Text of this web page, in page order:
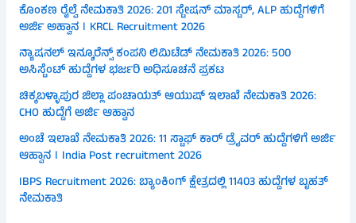
ಕೊಂಕಣ ರೈಲ್ವೆ ನೇಮಕಾತಿ 2026: 201 ಸ್ಟೇಷನ್ ಮಾಸ್ಟರ್, ALP ಹುದ್ದೆಗಳಿಗೆ
ಅರ್ಜಿ ಅಹ್ವಾನ । KRCL Recruitment 2026
ನ್ಯಾಷನಲ್ ಇನ್ಶೂರೆನ್ಸ್ ಕಂಪನಿ ಲಿಮಿಟೆಡ್ ನೇಮಕಾತಿ 2026: 500
ಅಸಿಸ್ಟೆಂಟ್ ಹುದ್ದೆಗಳ ಭರ್ಜರಿ ಅಧಿಸೂಚನೆ ಪ್ರಕಟ
ಚಿಕ್ಕಬಳ್ಳಾಪುರ ಜಿಲ್ಲಾ ಪಂಚಾಯತ್ ಆಯುಷ್ ಇಲಾಖೆ ನೇಮಕಾತಿ 2026:
CHO ಹುದ್ದೆಗೆ ಅರ್ಜಿ ಆಹ್ವಾನ
ಅಂಚೆ ಇಲಾಖೆ ನೇಮಕಾತಿ 2026: 11 ಸ್ಟಾಫ್ ಕಾರ್ ಡ್ರೈವರ್ ಹುದ್ದೆಗಳಿಗೆ ಅರ್ಜಿ
ಆಹ್ವಾನ । India Post recruitment 2026
IBPS Recruitment 2026: ಬ್ಯಾಂಕಿಂಗ್ ಕ್ಷೇತ್ರದಲ್ಲಿ 11403 ಹುದ್ದೆಗಳ ಬೃಹತ್
ನೇಮಕಾತಿ